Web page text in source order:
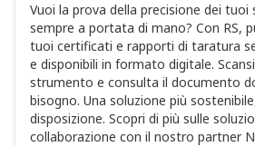
Vuoi la prova della precisione dei
sempre a portata di mano? Con RS,
tuoi certificati e rapporti di taratura
e disponibili in formato digitale.
strumento e consulta il documento
bisogno. Una soluzione più
disposizione. Scopri di più sulle
collaborazione con il nostro partner